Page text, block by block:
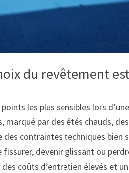
du revêtement
les plus sensibles lors d’une
marqué par des étés chauds,
contraintes techniques bien
devenir glissant ou
coûts d’entretien élevés et